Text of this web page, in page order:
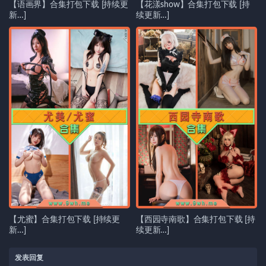
【语画界】合集打包下载 [持续更
新…]
【花漾show】合集打包下载 [持
续更新…]
【尤蜜】合集打包下载 [持续更
新…]
【西园寺南歌】合集打包下载 [持
续更新…]
发表回复